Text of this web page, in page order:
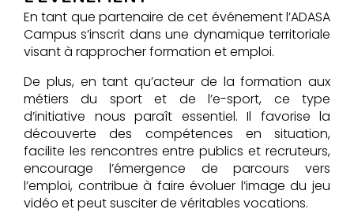
En tant que partenaire de cet événement l’ADASA
Campus s’inscrit dans une dynamique territoriale
visant à rapprocher formation et emploi.
De plus, en tant qu’acteur de la formation aux
métiers du sport et de l’e-sport, ce type
d’initiative nous paraît essentiel. Il favorise la
découverte des compétences en situation,
facilite les rencontres entre publics et recruteurs,
encourage l’émergence de parcours vers
l’emploi, contribue à faire évoluer l’image du jeu
vidéo et peut susciter de véritables vocations.